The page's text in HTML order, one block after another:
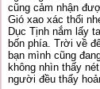
cũng cảm nhận
Gió xao xác thổi
Dục Tịnh nắm lấy
bốn phía. Trời về
bạn mình cũng
không nhìn thấy
người đều thấy